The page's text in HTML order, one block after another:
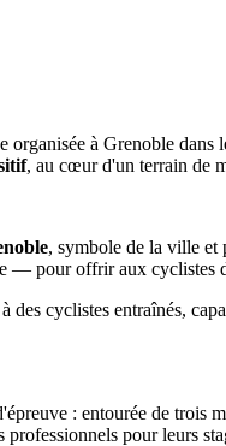
à Grenoble
, au cœur d'un terrain de
, symbole de la ville et
pour offrir aux cyclistes
des cyclistes entraînés,
: entourée de trois
pour leurs